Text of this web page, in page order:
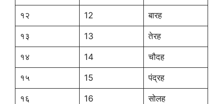
१२ 12 बारह
१३ 13 तेरह
१४ 14 चौदह
१५ 15 पंद्रह
१६ 16 सोलह